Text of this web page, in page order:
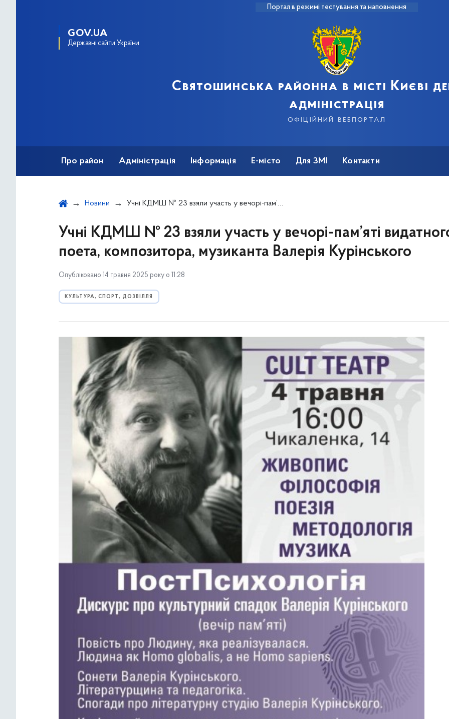
Портал в режимі тестування та наповнення
GOV.UA
Державні сайти України
Святошинська районна в місті Києві
адміністрація
офіційний вебпортал
Про район Адміністрація Інформація Е-місто Для ЗМІ Контакти
Новини Учні КДМШ № 23 взяли участь у вечорі-пам’яті видатного поета, композитора, музиканта Валерія Курінського
Учні КДМШ № 23 взяли участь у вечорі-пам’яті
поета, композитора, музиканта Валерія Курінського
Опубліковано 14 травня 2025 року о 11:28
КУЛЬТУРА, СПОРТ, ДОЗВІЛЛЯ